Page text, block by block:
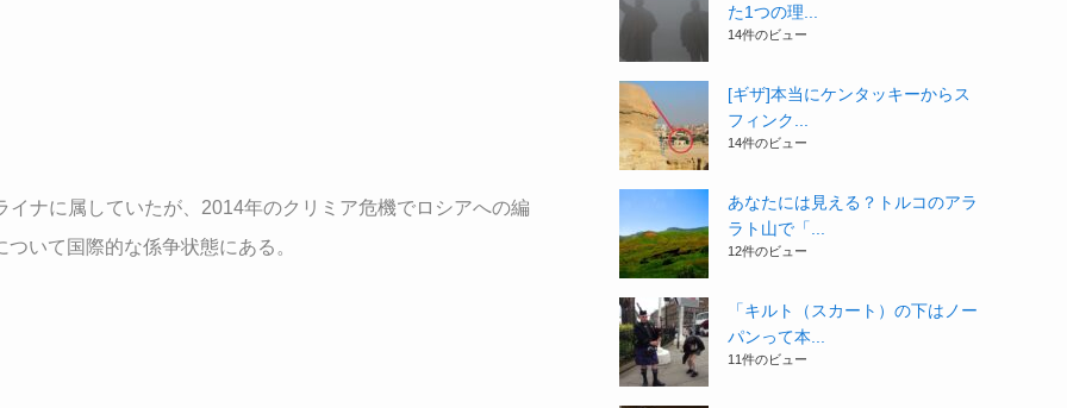
ナに属していたが、2014年のクリミア危機でロシアへの編
いて国際的な係争状態にある。
た1つの理...
14件のビュー
[ギザ]本当にケンタッキーからス
フィンク...
14件のビュー
あなたには見える？トルコのアラ
ラト山で「...
12件のビュー
「キルト（スカート）の下はノー
パンって本...
11件のビュー